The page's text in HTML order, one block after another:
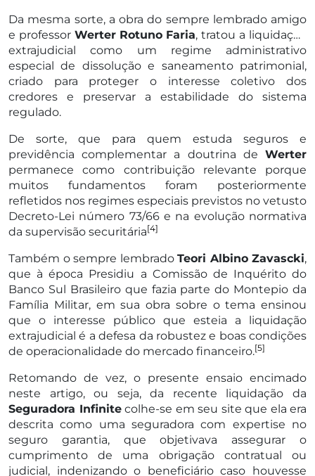
Da mesma sorte, a obra do sempre lembrado amigo
e professor Werter Rotuno Faria, tratou a liquidação
extrajudicial como um regime administrativo
especial de dissolução e saneamento patrimonial,
criado para proteger o interesse coletivo dos
credores e preservar a estabilidade do sistema
regulado.
De sorte, que para quem estuda seguros e
previdência complementar a doutrina de Werter
permanece como contribuição relevante porque
muitos fundamentos foram posteriormente
refletidos nos regimes especiais previstos no vetusto
Decreto-Lei número 73/66 e na evolução normativa
da supervisão securitária[4]
Também o sempre lembrado Teori Albino Zavascki,
que à época Presidiu a Comissão de Inquérito do
Banco Sul Brasileiro que fazia parte do Montepio da
Família Militar, em sua obra sobre o tema ensinou
que o interesse público que esteia a liquidação
extrajudicial é a defesa da robustez e boas condições
de operacionalidade do mercado financeiro.[5]
Retomando de vez, o presente ensaio encimado
neste artigo, ou seja, da recente liquidação da
Seguradora Infinitecolhe-se em seu site que ela era
descrita como uma seguradora com expertise no
seguro garantia, que objetivava assegurar o
cumprimento de uma obrigação contratual ou
judicial, indenizando o beneficiário caso houvesse